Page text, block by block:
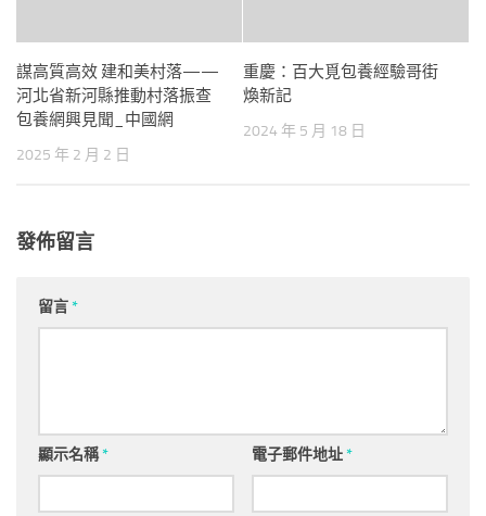
謀高質高效 建和美村落——
河北省新河縣推動村落振查
包養網興見聞_中國網
2025 年 2 月 2 日
重慶：百大覓包養經驗哥街
煥新記
2024 年 5 月 18 日
發佈留言
留言*
顯示名稱* 電子郵件地址*